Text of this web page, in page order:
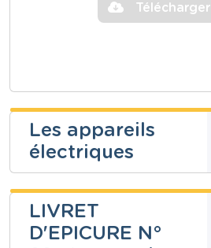
Télécharger
Les appareils
électriques
Nathalie
NICOLAS
LIVRET
D'EPICURE N°